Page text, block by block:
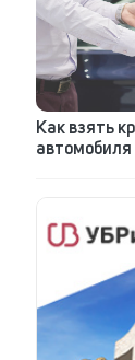
Как взять
автомобиля